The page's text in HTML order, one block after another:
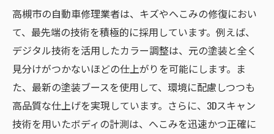
高槻市の自動車修理業者は、キズやへこみの修復におい
て、最先端の技術を積極的に採用しています。例えば、
デジタル技術を活用したカラー調整は、元の塗装と全く
見分けがつかないほどの仕上がりを可能にします。ま
た、最新の塗装ブースを使用して、環境に配慮しつつも
高品質な仕上げを実現しています。さらに、3Dスキャン
技術を用いたボディの計測は、へこみを迅速かつ正確に